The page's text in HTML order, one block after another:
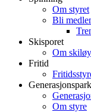
Om styret
Bli
Skisporet
Om
Fritid
Generasjonspark
Om styre